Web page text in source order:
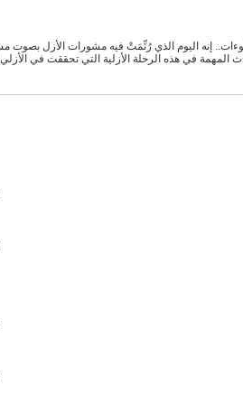
إنه اليوم الذي رُنِّمَتْ فيه مشورات الأزل بصوت
في هذه الرحلة الأزلية التي تحققت في الأزلي